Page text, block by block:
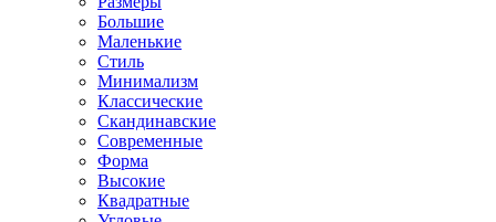
Большие
Маленькие
Стиль
Минимализм
Классические
Скандинавские
Современные
Форма
Высокие
Квадратные